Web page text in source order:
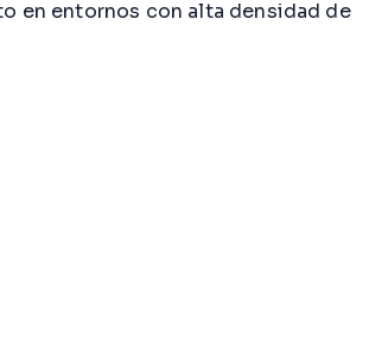
en entornos con alta densidad de